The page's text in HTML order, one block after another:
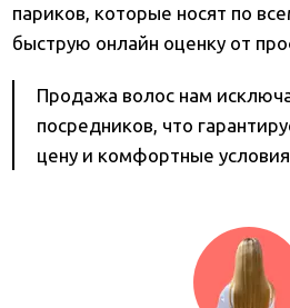
париков, которые носят по
быструю онлайн оценку от
Продажа волос нам
посредников, что
цену и комфортные